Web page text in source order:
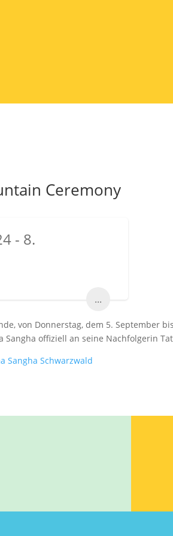
Ceremony
- 8.
...
von Donnerstag, dem 5. September
offiziell an seine Nachfolgerin
Sangha Schwarzwald